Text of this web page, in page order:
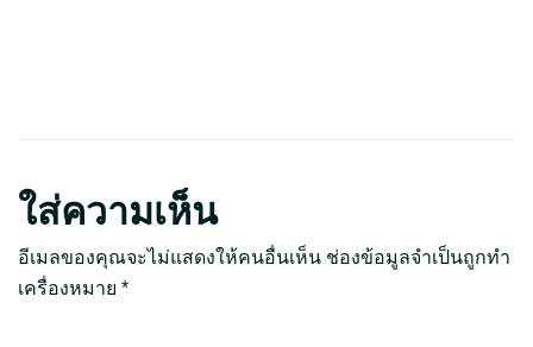
ใส่ความเห็น
อีเมลของคุณจะไม่แสดงให้คนอื่นเห็น ช่องข้อมูลจำเป็นถูกทำ
เครื่องหมาย *